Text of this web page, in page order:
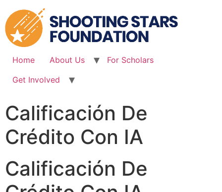
to
content
Home About Us
For Scholars
Get Involved
Calificación De
Crédito Con IA
Calificación De